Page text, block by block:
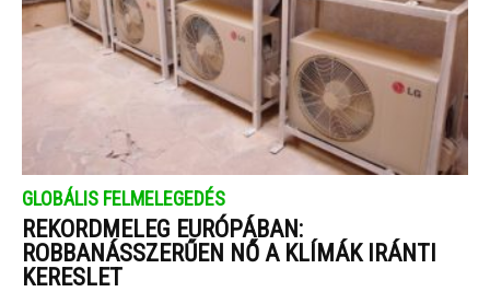
GLOBÁLIS FELMELEGEDÉS
REKORDMELEG EURÓPÁBAN:
ROBBANÁSSZERŰEN NŐ A KLÍMÁK IRÁNTI
KERESLET